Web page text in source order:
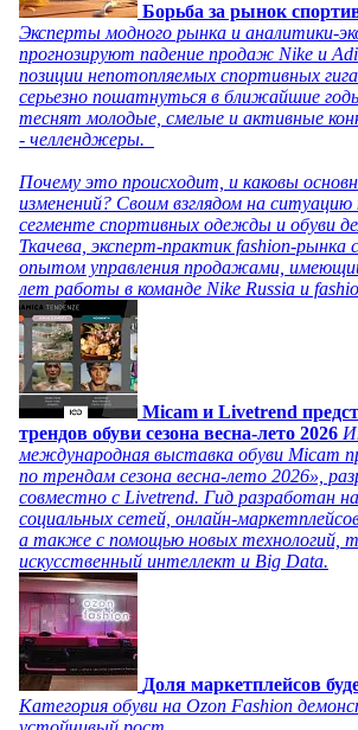
Борьба за рынок
Эксперты модного рынка и аналитики-
прогнозируют падение продаж Nike и
позиции непотопляемых спортивных
серьезно пошатнуться в ближайшие
теснят молодые, смелые и активные
- челленджеры.
Почему это происходит, и каковы
изменений? Своим взглядом на ситуацию
сегменте спортивных одежды и обуви
Ткачева, эксперт-практик fashion-рынка
опытом управления продажами,
лет работы в команде Nike Russia и
Micam и Livetrend
трендов обуви сезона весна-лето 2026
международная выставка обуви Micam
по трендам сезона весна-лето 2026»,
совместно с Livetrend. Гид разработан
социальных сетей, онлайн-
а также с помощью новых технологий,
искусственный интеллект и Big Data.
Доля маркетплейсов
Категория обуви на Ozon Fashion